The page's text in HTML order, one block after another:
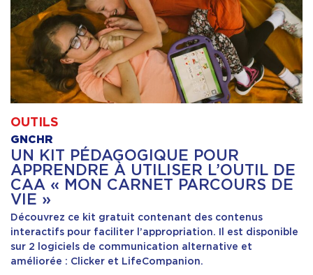
OUTILS
GNCHR
UN KIT PÉDAGOGIQUE POUR
APPRENDRE À UTILISER L’OUTIL DE
CAA « MON CARNET PARCOURS DE
VIE »
Découvrez ce kit gratuit contenant des contenus
interactifs pour faciliter l’appropriation. Il est disponible
sur 2 logiciels de communication alternative et
améliorée : Clicker et LifeCompanion.